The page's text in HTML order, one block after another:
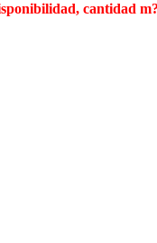
cantidad